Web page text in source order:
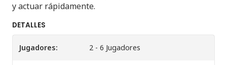
y actuar rápidamente.
DETALLES
Jugadores: 2 - 6 Jugadores